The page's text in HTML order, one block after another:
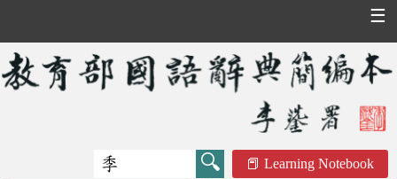
☰
Learning Notebook